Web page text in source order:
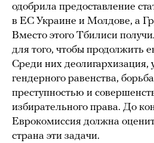
одобрила предоставление
в ЕС Украине и Молдове, а
Вместо этого Тбилиси
для того, чтобы продолжить
Среди них деолигархизация,
гендерного равенства,
преступностью и
избирательного права. До
Еврокомиссия должна
страна эти задачи.